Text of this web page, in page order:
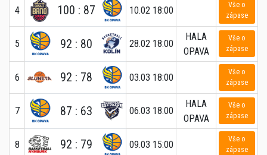
4 100 : 87 10.02 18:00
Vše o
zápase
5 92 : 80 28.02 18:00
HALA
OPAVA
Vše o
zápase
6 92 : 78 03.03 18:00
Vše o
zápase
7 87 : 63 06.03 18:00
HALA
OPAVA
Vše o
zápase
8 92 : 79 09.03 15:00
Vše o
zápase